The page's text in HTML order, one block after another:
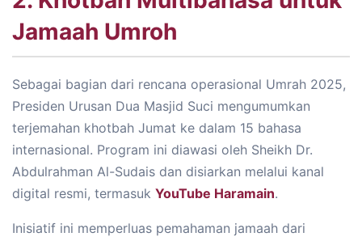
Jamaah Umroh
Sebagai bagian dari rencana operasional Umrah 2025,
Presiden Urusan Dua Masjid Suci mengumumkan
terjemahan khotbah Jumat ke dalam 15 bahasa
internasional. Program ini diawasi oleh Sheikh Dr.
Abdulrahman Al-Sudais dan disiarkan melalui kanal
digital resmi, termasuk YouTube Haramain.
Inisiatif ini memperluas pemahaman jamaah dari